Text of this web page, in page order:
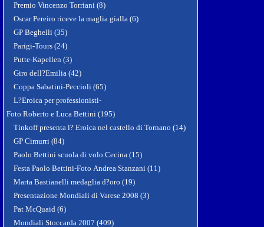
Premio Vincenzo Torriani (8)
Oscar Pereiro riceve la maglia gialla (6)
GP Beghelli (35)
Parigi-Tours (24)
Putte-Kapellen (3)
Giro dell?Emilia (42)
Coppa Sabatini-Peccioli (65)
L?Eroica per professionisti-
Foto Roberto e Luca Bettini (195)
Tinkoff presenta l? Eroica nel castello di Tornano (14)
GP Cimurri (84)
Paolo Bettini scuola di volo Cecina (15)
Festa Paolo Bettini-Foto Andrea Stanzani (11)
Marta Bastianelli medaglia d?oro (19)
Presentazione Mondiali di Varese 2008 (3)
Pat McQuaid (6)
Mondiali Stoccarda 2007 (409)